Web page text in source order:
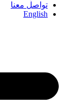
تواصل معنا
English